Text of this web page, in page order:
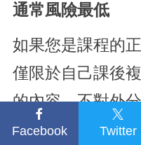

Facebook

Twitter
通常風險最低
如果您是課程的
僅限於自己課後
的內容，不對外
傳，這類情況多